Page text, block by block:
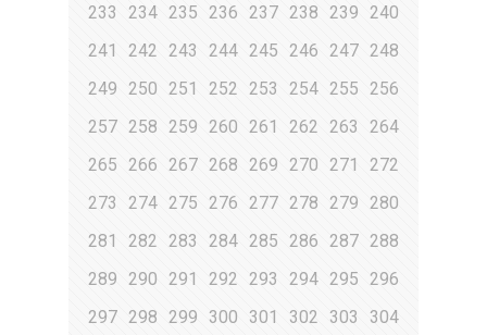
233
234 235 236 237 238 239
240
241
242 243 244 245 246 247 248
249
250 251 252 253 254 255
256
257 258 259 260 261 262 263
264
265
266 267 268 269 270 271
272
273
274 275 276 277 278 279
280
281
282 283 284 285 286 287 288
289
290 291 292 293 294 295
296
297 298 299 300 301 302 303 304